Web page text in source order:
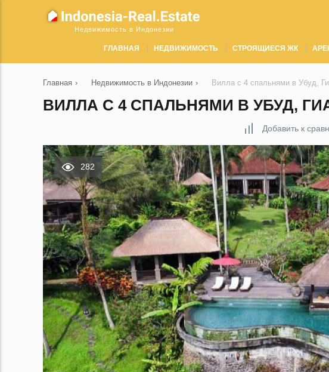
Недвижимость в Индонезии
ГЛАВНАЯ НЕДВИЖИМОСТЬ СТРОЯЩИЕСЯ ЖК
Главная › Недвижимость в Индонезии › Вилла с 4 спальнями в Убуд,
ВИЛЛА С 4 СПАЛЬНЯМИ В УБУД,
Добавить к
282